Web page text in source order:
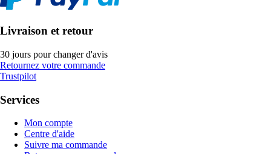
Livraison et retour
30 jours pour changer d'avis
Retournez votre commande
Trustpilot
Services
Mon compte
Centre d'aide
Suivre ma commande